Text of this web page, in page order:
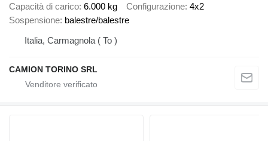
Capacità di carico 6.000 kg Configurazione 4x2
Sospensione balestre/balestre
Italia, Carmagnola ( To )
CAMION TORINO SRL